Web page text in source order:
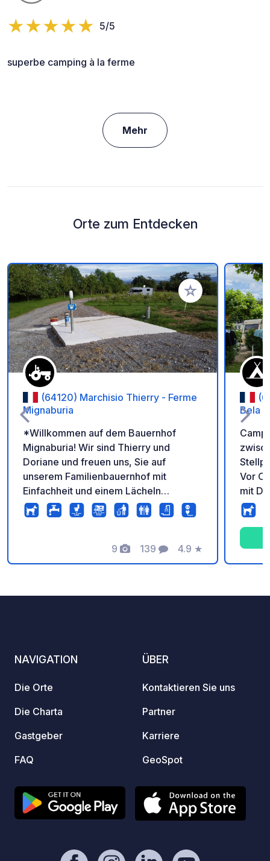
5/5
superbe camping à la ferme
Mehr
Orte zum Entdecken
Zu Ihren Favoriten
(64120) Marchisio Thierry - Ferme
Mignaburia
*Willkommen auf dem Bauernhof
Mignaburia! Wir sind Thierry und
Doriane und freuen uns, Sie auf
unserem Familienbauernhof mit
Einfachheit und einem Lächeln
begrüßen zu dürfen. Wir lieben das
Teilen, die Geselligkeit ... und köstliche
dem Van, Wohnmobil oder Fahrrad
anreisen, Sie sind herzlich eingeladen,
Schwarzwasserentsorgung ✅
Duschen ✅ Strom ✅ Waschmaschine ✅
Herzlich willkommen garantiert Bis
9
Fotos
139
Kommentare
4.9
Bewertung
★
Bela
Vor
mit
NAVIGATION
Die Orte
Die Charta
Gastgeber
FAQ
ÜBER
Kontaktieren Sie uns
Partner
Karriere
GeoSpot